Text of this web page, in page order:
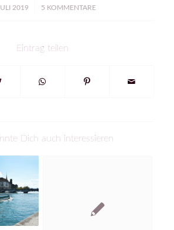
2019 5 KOMMENTARE
Eintrag teilen
Dich auch interessieren